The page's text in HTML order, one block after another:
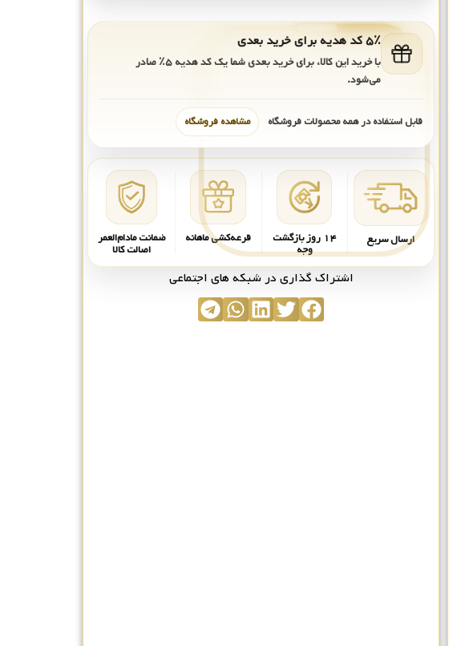
۵٪ کد هدیه برای خرید بعدی
با خرید این کالا، برای خرید بعدی شما یک کد هدیه۵٪ صادر
می‌شود.
قابل استفاده در همه محصولات فروشگاه مشاهده فروشگاه
ارسال سریع ۱۴ روز بازگشت
وجه
قرعه‌کشی ماهانه ضمانت مادام‌العمر
اصالت کالا
اشتراک گذاری در شبکه های اجتماعی